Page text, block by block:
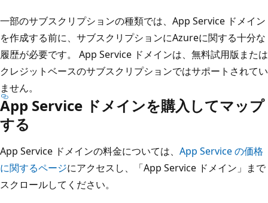
一部のサブスクリプションの種類では、App Service ドメイン
を作成する前に、サブスクリプションにAzureに関する十分な
履歴が必要です。 App Service ドメインは、無料試用版または
クレジットベースのサブスクリプションではサポートされてい
ません。
App Service ドメインを購入してマップ
する
App Service ドメインの料金については、 App Service の価格
に関するページにアクセスし、「App Service ドメイン」まで
スクロールしてください。